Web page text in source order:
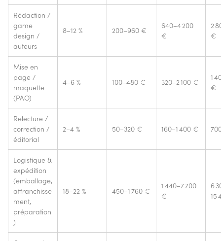
Rédaction /
game
design /
auteurs
8–12 % 200–960 €
640–4 200
€
2
€
Mise en
page /
maquette
(PAO)
4–6 % 100–480 € 320–2 100 €
1
€
Relecture /
correction /
éditorial
2–4 % 50–320 € 160–1 400 €
Logistique &
expédition
(emballage,
affranchisse
ment,
préparation
)
18–22 % 450–1 760 €
1 440–7 700
€
6
15